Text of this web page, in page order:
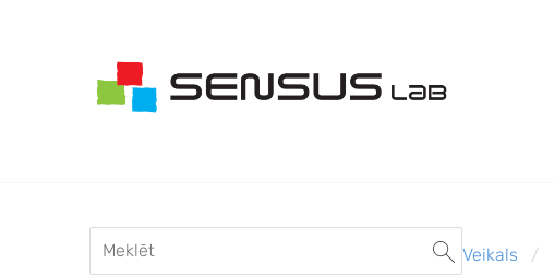
Veikals